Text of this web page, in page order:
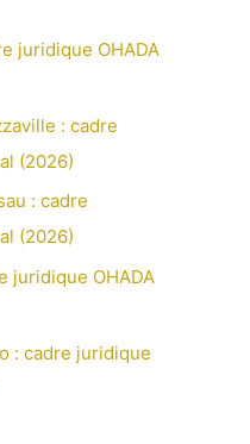
juridique OHADA
: cadre
(2026)
: cadre
(2026)
juridique OHADA
: cadre juridique